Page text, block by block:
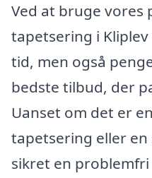
Ved at bruge vores
tapetsering i
tid, men også
bedste tilbud, der
Uanset om det er
tapetsering eller en
sikret en problemfri